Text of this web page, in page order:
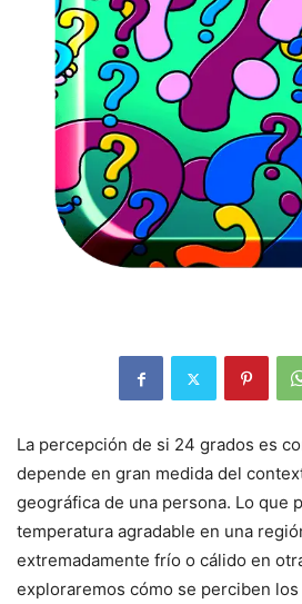
La percepción de si 24 grados es
depende en gran medida del
geográfica de una persona. Lo que
temperatura agradable en una
extremadamente frío o cálido en
exploraremos cómo se perciben